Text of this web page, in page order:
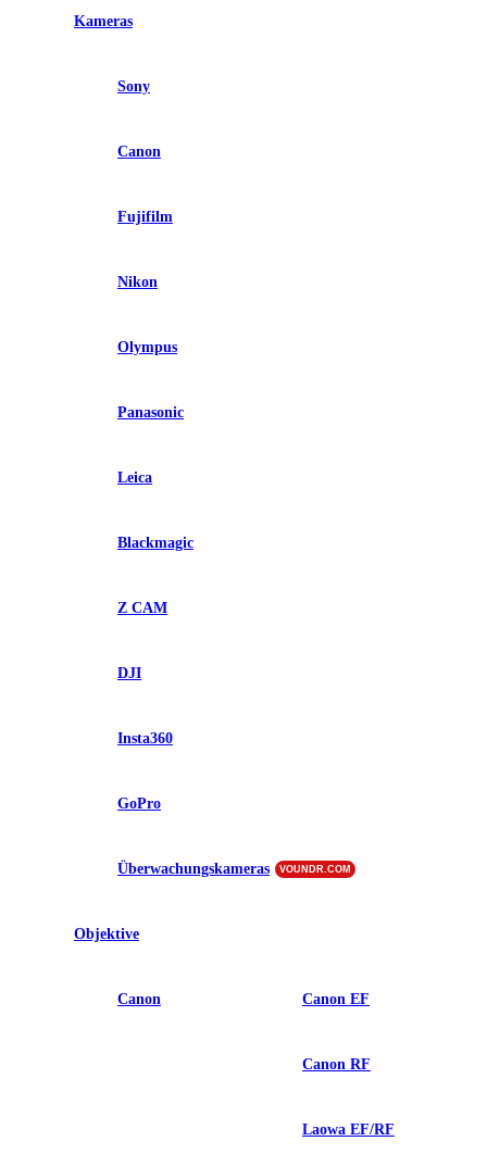
Kameras
Sony
Canon
Fujifilm
Nikon
Olympus
Panasonic
Leica
Blackmagic
Z CAM
DJI
Insta360
GoPro
Überwachungskameras VOUNDR.COM
Objektive
Canon Canon EF
Canon RF
Laowa EF/RF